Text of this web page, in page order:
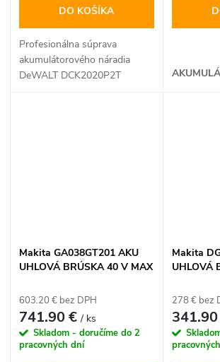
DO KOŠÍKA
Profesionálna súprava
akumulátorového náradia
DeWALT DCK2020P2T
Makita GA038GT201 AKU
UHLOVÁ BRÚSKA 40 V MAX
603.20 € bez DPH
741.90 €/ ks
Skladom - doručíme do 2
pracovných dní
Makita
UHLOVÁ
278 € bez